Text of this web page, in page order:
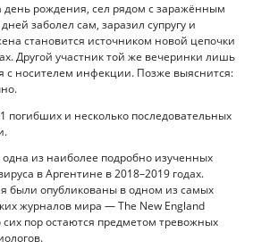
рождения, сел рядом с заражённым
заболел сам, заразил супругу и
становится источником новой цепочки
Другой участник той же вечеринки лишь
с носителем инфекции. Позже выяснится:
погибших и несколько последовательных
из наиболее подробно изученных
в Аргентине в 2018–2019 годах.
были опубликованы в одном из самых
журналов мира — The New England
пор остаются предметом тревожных